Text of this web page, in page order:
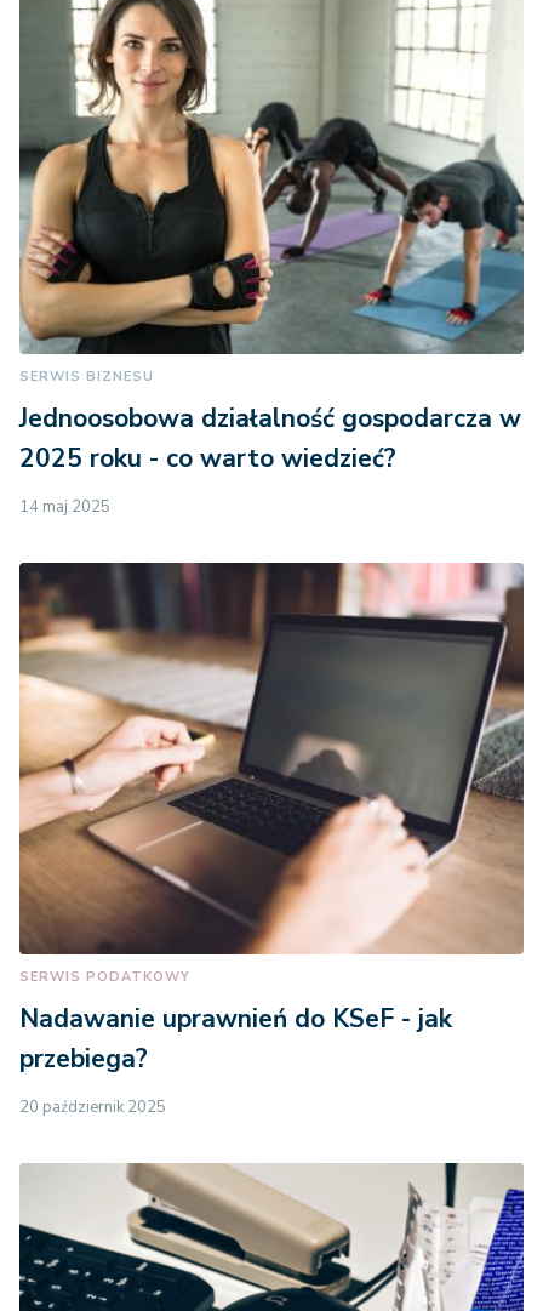
SERWIS BIZNESU
Jednoosobowa działalność gospodarcza w
2025 roku - co warto wiedzieć?
14 maj 2025
SERWIS PODATKOWY
Nadawanie uprawnień do KSeF - jak
przebiega?
20 październik 2025